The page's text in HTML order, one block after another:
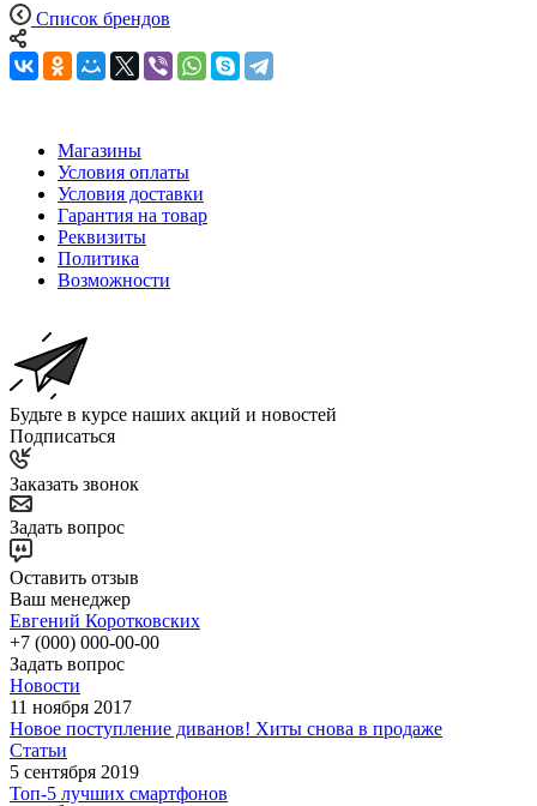
Список брендов
Магазины
Условия оплаты
Условия доставки
Гарантия на товар
Реквизиты
Политика
Возможности
Будьте в курсе наших акций и новостей
Подписаться
Заказать звонок
Задать вопрос
Оставить отзыв
Ваш менеджер
Евгений Коротковских
+7 (000) 000-00-00
Задать вопрос
Новости
11 ноября 2017
Новое поступление диванов! Хиты снова в продаже
Статьи
5 сентября 2019
Топ-5 лучших смартфонов